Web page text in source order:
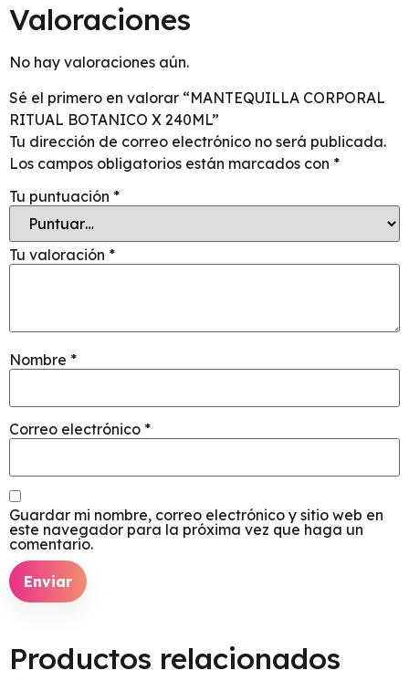
Valoraciones
No hay valoraciones aún.
Sé el primero en valorar “MANTEQUILLA CORPORAL
RITUAL BOTANICO X 240ML”
Tu dirección de correo electrónico no será publicada.
Los campos obligatorios están marcados con *
Tu puntuación *
Tu valoración *
Nombre *
Correo electrónico *
Guardar mi nombre, correo electrónico y sitio web en
este navegador para la próxima vez que haga un
comentario.
Productos relacionados